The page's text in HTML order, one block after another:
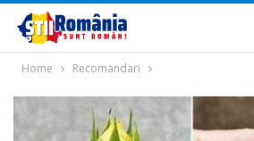
Home Recomandari